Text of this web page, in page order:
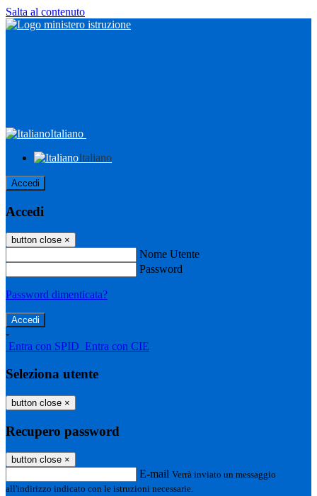
Salta al contenuto
Italiano
Italiano
Accedi
Accedi
button close ×
Nome Utente
Password
Password dimenticata?
-
Entra con SPID Entra con CIE
Seleziona utente
button close ×
Recupero password
button close ×
E-mail Verrà inviato un messaggio
all'indirizzo indicato con le istruzioni necessarie.